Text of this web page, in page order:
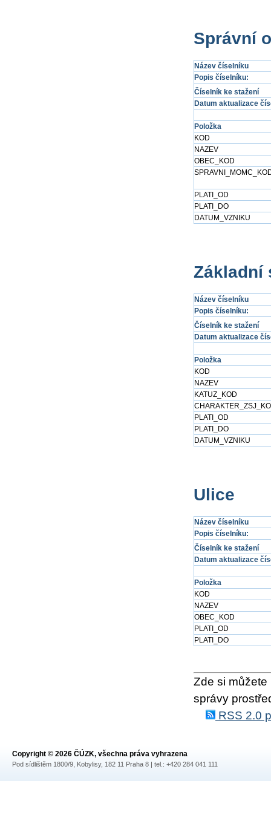
Správní
Název číselníku
Popis číselníku:
Číselník ke stažení
Datum aktualizace
Položka
KOD
NAZEV
OBEC_KOD
PLATI_OD
PLATI_DO
DATUM_VZNIKU
Základní
Název číselníku
Popis číselníku:
Číselník ke stažení
Datum aktualizace
Položka
KOD
NAZEV
KATUZ_KOD
PLATI_OD
PLATI_DO
DATUM_VZNIKU
Ulice
Název číselníku
Popis číselníku:
Číselník ke stažení
Datum aktualizace
Položka
KOD
NAZEV
OBEC_KOD
PLATI_OD
PLATI_DO
Zde si
správy
RSS 2.0
Copyright © 2026 ČÚZK, všechna práva vyhrazena
Pod sídlištěm 1800/9, Kobylisy, 182 11 Praha 8 | tel.: +420 284 041 111